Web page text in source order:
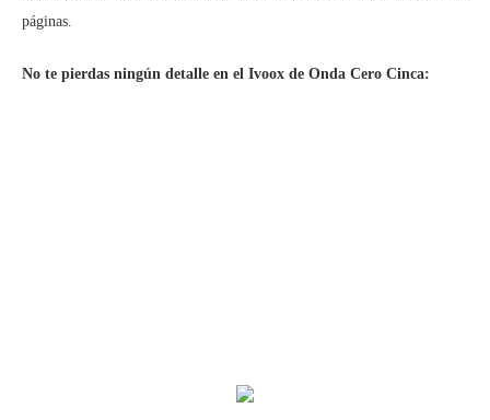
páginas.
No te pierdas ningún detalle en el Ivoox de Onda Cero Cinca: